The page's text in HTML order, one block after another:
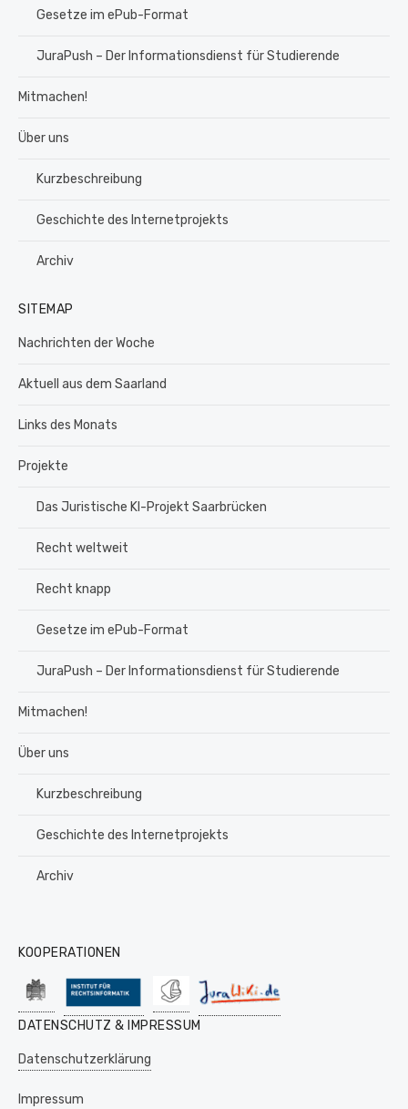
Gesetze im ePub-Format
JuraPush – Der Informationsdienst für Studierende
Mitmachen!
Über uns
Kurzbeschreibung
Geschichte des Internetprojekts
Archiv
SITEMAP
Nachrichten der Woche
Aktuell aus dem Saarland
Links des Monats
Projekte
Das Juristische KI-Projekt Saarbrücken
Recht weltweit
Recht knapp
Gesetze im ePub-Format
JuraPush – Der Informationsdienst für Studierende
Mitmachen!
Über uns
Kurzbeschreibung
Geschichte des Internetprojekts
Archiv
KOOPERATIONEN
DATENSCHUTZ & IMPRESSUM
Datenschutzerklärung
Impressum